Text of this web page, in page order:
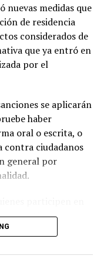
nuevas medidas que
de residencia
considerados de
que ya entró en
por el
se aplicarán
haber
oral o escrita, o
contra ciudadanos
general por
argentinos o
contempladas